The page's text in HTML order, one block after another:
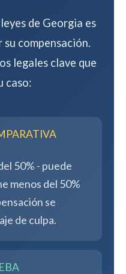
de Georgia es
compensación.
legales clave que
caso:
50% - puede
menos del 50%
se
de culpa.